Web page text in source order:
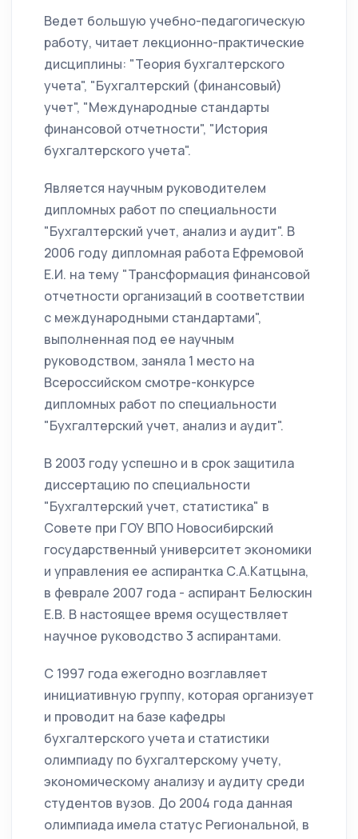
Ведет большую учебно-педагогическую
работу, читает лекционно-практические
дисциплины: "Теория бухгалтерского
учета", "Бухгалтерский (финансовый)
учет", "Международные стандарты
финансовой отчетности", "История
бухгалтерского учета".
Является научным руководителем
дипломных работ по специальности
"Бухгалтерский учет, анализ и аудит". В
2006 году дипломная работа Ефремовой
Е.И. на тему "Трансформация финансовой
отчетности организаций в соответствии
с международными стандартами",
выполненная под ее научным
руководством, заняла 1 место на
Всероссийском смотре-конкурсе
дипломных работ по специальности
"Бухгалтерский учет, анализ и аудит".
В 2003 году успешно и в срок защитила
диссертацию по специальности
"Бухгалтерский учет, статистика" в
Совете при ГОУ ВПО Новосибирский
государственный университет экономики
и управления ее аспирантка С.А.Катцына,
в феврале 2007 года - аспирант Белюскин
Е.В. В настоящее время осуществляет
научное руководство 3 аспирантами.
С 1997 года ежегодно возглавляет
инициативную группу, которая организует
и проводит на базе кафедры
бухгалтерского учета и статистики
олимпиаду по бухгалтерскому учету,
экономическому анализу и аудиту среди
студентов вузов. До 2004 года данная
олимпиада имела статус Региональной, в